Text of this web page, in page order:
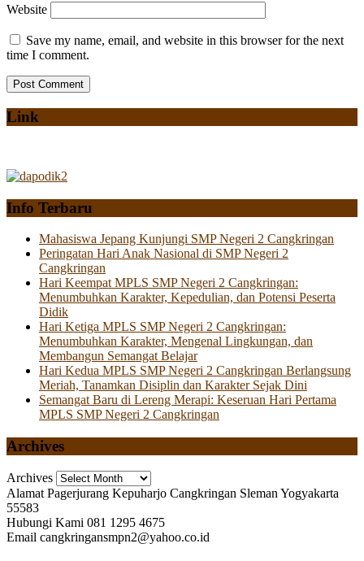
Website
Save my name, email, and website in this browser for the next
time I comment.
Link
Info Terbaru
Mahasiswa Jepang Kunjungi SMP Negeri 2 Cangkringan
Peringatan Hari Anak Nasional di SMP Negeri 2
Cangkringan
Hari Keempat MPLS SMP Negeri 2 Cangkringan:
Menumbuhkan Karakter, Kepedulian, dan Potensi Peserta
Didik
Hari Ketiga MPLS SMP Negeri 2 Cangkringan:
Menumbuhkan Karakter, Mengenal Lingkungan, dan
Membangun Semangat Belajar
Hari Kedua MPLS SMP Negeri 2 Cangkringan Berlangsung
Meriah, Tanamkan Disiplin dan Karakter Sejak Dini
Semangat Baru di Lereng Merapi: Keseruan Hari Pertama
MPLS SMP Negeri 2 Cangkringan
Archives
Archives
Alamat Pagerjurang Kepuharjo Cangkringan Sleman Yogyakarta
55583
Hubungi Kami 081 1295 4675
Email cangkringansmpn2@yahoo.co.id